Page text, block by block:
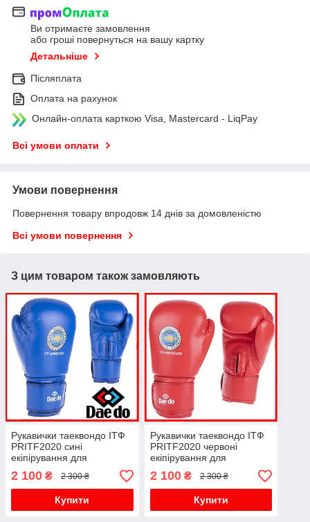
Ви отримаєте замовлення
або гроші повернуться на вашу картку
Детальніше
Післяплата
Оплата на рахунок
Онлайн-оплата карткою Visa, Mastercard - LiqPay
Всі умови оплати
Умови повернення
Повернення товару впродовж 14 днів за домовленістю
Всі умови повернення
З цим товаром також замовляють
Рукавички таеквондо ІТФ
PRITF2020 сині
екіпірування для
тхеквондо ITF поліуретан
2 100 ₴ 2 300 ₴
Купити
Рукавички таеквондо ІТФ
PRITF2020 червоні
екіпірування для
тхеквондо ITF поліуретан
2 100₴ 2 300 ₴
Купити